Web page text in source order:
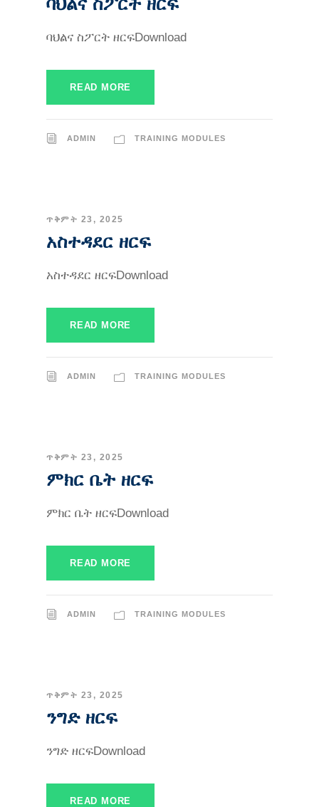
ባህልና ስፖርት ዘርፍDownload
READ MORE
ADMIN TRAINING MODULES
ጥቅምት 23, 2025
አስተዳደር ዘርፍ
አስተዳደር ዘርፍDownload
READ MORE
ADMIN TRAINING MODULES
ጥቅምት 23, 2025
ምክር ቤት ዘርፍ
ምክር ቤት ዘርፍDownload
READ MORE
ADMIN TRAINING MODULES
ጥቅምት 23, 2025
ንግድ ዘርፍ
ንግድ ዘርፍDownload
READ MORE